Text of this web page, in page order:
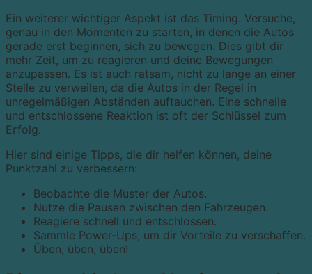
Ein weiterer wichtiger Aspekt ist das Timing. Versuche,
genau in den Momenten zu starten, in denen die Autos
gerade erst beginnen, sich zu bewegen. Dies gibt dir
mehr Zeit, um zu reagieren und deine Bewegungen
anzupassen. Es ist auch ratsam, nicht zu lange an einer
Stelle zu verweilen, da die Autos in der Regel in
unregelmäßigen Abständen auftauchen. Eine schnelle
und entschlossene Reaktion ist oft der Schlüssel zum
Erfolg.
Hier sind einige Tipps, die dir helfen können, deine
Punktzahl zu verbessern:
Beobachte die Muster der Autos.
Nutze die Pausen zwischen den Fahrzeugen.
Reagiere schnell und entschlossen.
Sammle Power-Ups, um dir Vorteile zu verschaffen.
Üben, üben, üben!